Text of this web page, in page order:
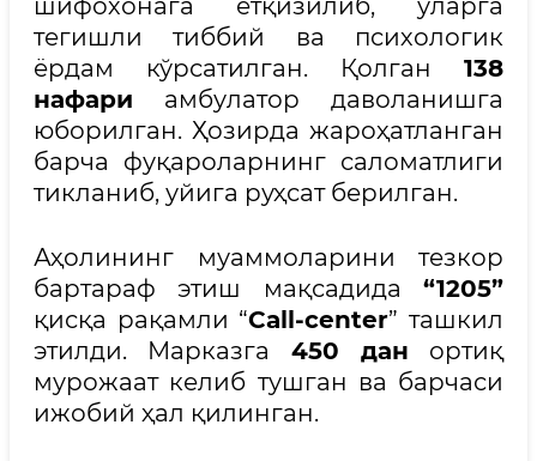
шифохонага ётқизилиб, уларга
тегишли тиббий ва психологик
ёрдам кўрсатилган. Қолган 138
нафари амбулатор даволанишга
юборилган. Ҳозирда жароҳатланган
барча фуқароларнинг саломатлиги
тикланиб, уйига руҳсат берилган.
Аҳолининг муаммоларини тезкор
бартараф этиш мақсадида “1205”
қисқа рақамли “Call-centеr” ташкил
этилди. Марказга 450 дан ортиқ
мурожаат келиб тушган ва барчаси
ижобий ҳал қилинган.